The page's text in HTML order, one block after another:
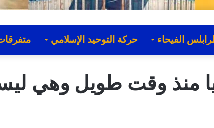
الفيحاء حركة التوحيد الإسلامي
منذ وقت طويل وهي